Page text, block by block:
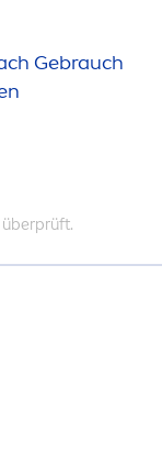
Gebrauch
überprüft.